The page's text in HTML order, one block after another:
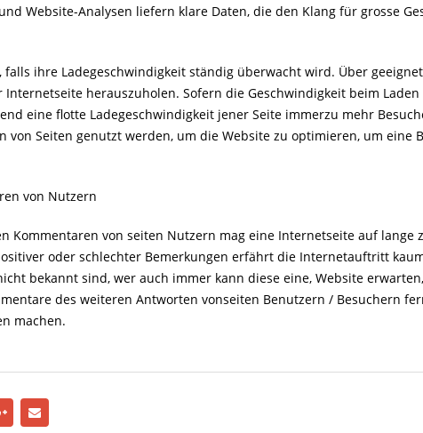
Website-Analysen liefern klare Daten, die den Klang für grosse
ihre Ladegeschwindigkeit ständig überwacht wird. Über
herauszuholen. Sofern die Geschwindigkeit beim
eine flotte Ladegeschwindigkeit jener Seite immerzu mehr
von Seiten genutzt werden, um die Website zu optimieren, um eine
von Nutzern
Kommentaren von seiten Nutzern mag eine Internetseite auf lange
oder schlechter Bemerkungen erfährt die Internetauftritt
bekannt sind, wer auch immer kann diese eine, Website
des weiteren Antworten vonseiten Benutzern / Besuchern
machen.